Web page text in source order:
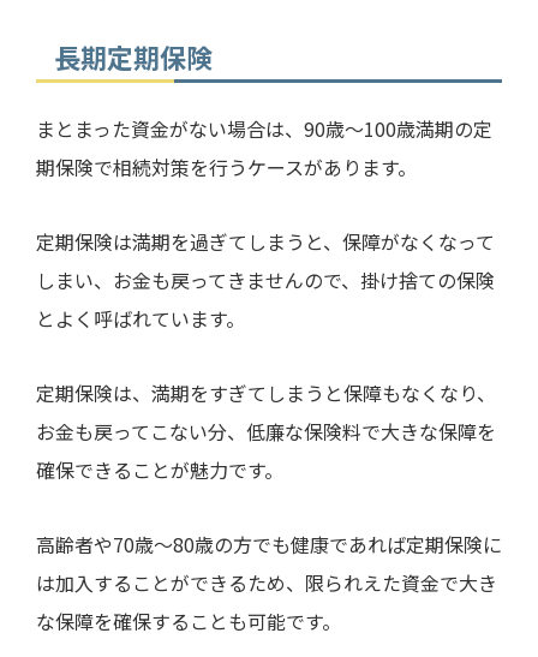
長期定期保険
まとまった資金がない場合は、 90歳～100歳満期の定
期保険で相続対策を行うケースがあります。
定期保険は満期を過ぎてしまうと、保障がなくなって
しまい、お金も戻ってきませんので、掛け捨ての保険
とよく呼ばれています。
定期保険は、満期をすぎてしまうと保障もなくなり、
お金も戻ってこない分、低廉な保険料で大きな保障を
確保できることが魅力です。
高齢者や70歳～80歳の方でも健康であれば定期保険に
は加入することができるため、限られえた資金で大き
な保障を確保することも可能です。